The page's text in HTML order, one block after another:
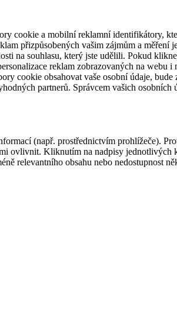
cookie a mobilní reklamní identifikátory,
přizpůsobených vašim zájmům a
na souhlasu, který jste udělili. Pokud
reklam zobrazovaných na webu i
cookie obsahovat vaše osobní údaje,
partnerů. Správcem vašich
(např. prostřednictvím prohlížeče).
ovlivnit. Kliknutím na nadpisy jednotlivých
relevantního obsahu nebo nedostupnost